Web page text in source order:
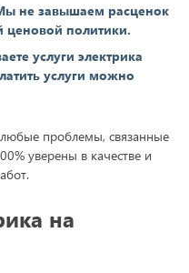
не завышаем расценок
политики.
услуги электрика
услуги можно
проблемы, связанные
уверены в качестве и
на